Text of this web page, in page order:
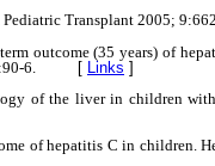
Transplant 2005;
outcome (35 years) of
6.
[ Links ]
of the liver in children
of hepatitis C in children.